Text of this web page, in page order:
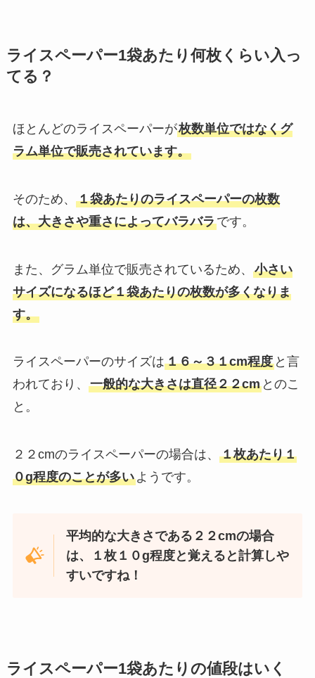
ライスペーパー1袋あたり何枚くらい入っ
てる？
ほとんどのライスペーパーが枚数単位ではなくグ
ラム単位で販売されています。
そのため、 １袋あたりのライスペーパーの枚数
は、大きさや重さによってバラバラです。
また、グラム単位で販売されているため、 小さい
サイズになるほど１袋あたりの枚数が多くなりま
す。
ライスペーパーのサイズは１６～３１cm程度と言
われており、 一般的な大きさは直径２２cmとのこ
と。
２２cmのライスペーパーの場合は、 １枚あたり１
０g程度のことが多いようです。
平均的な大きさである２２cmの場合
は、１枚１０g程度と覚えると計算しや
すいですね！
ライスペーパー1袋あたりの値段はいく